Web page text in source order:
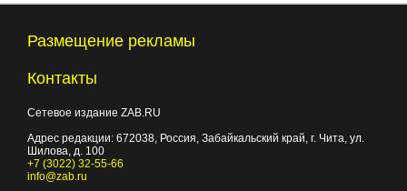
Размещение рекламы
Контакты
Сетевое издание ZAB.RU
Адрес редакции: 672038, Россия, Забайкальский край, г. Чита, ул.
Шилова, д. 100
+7 (3022) 32-55-66
info@zab.ru